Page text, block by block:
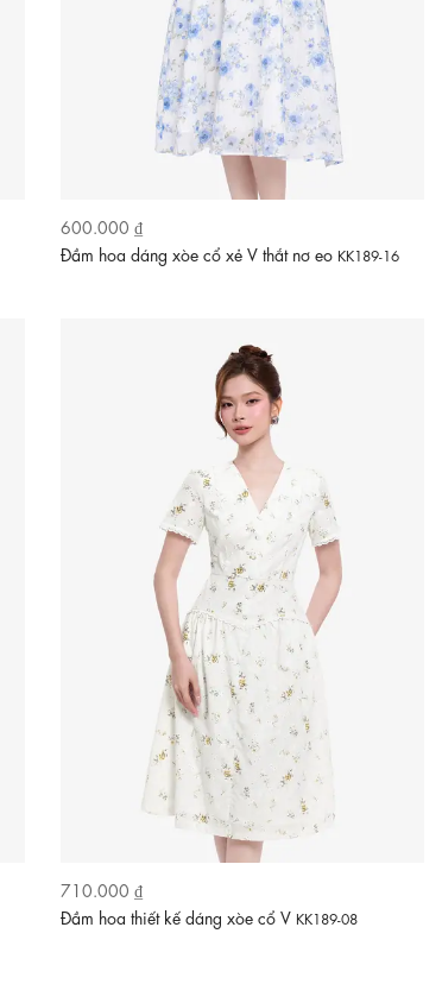
600.000 ₫
Đầm hoa dáng xòe cổ xẻ V thắt nơ eo KK189-16
710.000 ₫
Đầm hoa thiết kế dáng xòe cổ V KK189-08